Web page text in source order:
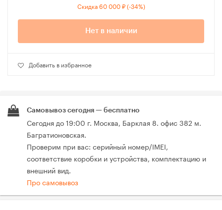
Скидка 60 000 ₽ (-34%)
Нет в наличии
Добавить в избранное
Самовывоз сегодня — бесплатно
Сегодня до 19:00 г. Москва, Барклая 8. офис 382 м.
Багратионовская.
Проверим при вас: серийный номер/IMEI,
соответствие коробки и устройства, комплектацию и
внешний вид.
Про самовывоз